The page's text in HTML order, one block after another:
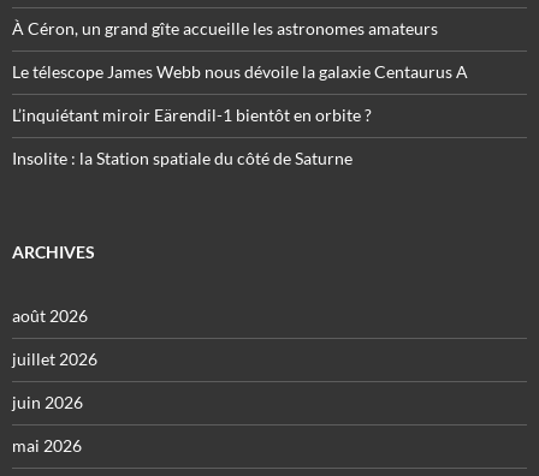
À Céron, un grand gîte accueille les astronomes amateurs
Le télescope James Webb nous dévoile la galaxie Centaurus A
L’inquiétant miroir Eärendil-1 bientôt en orbite ?
Insolite : la Station spatiale du côté de Saturne
ARCHIVES
août 2026
juillet 2026
juin 2026
mai 2026